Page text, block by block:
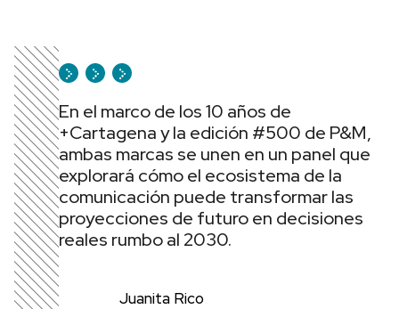
En el marco de los 10 años de
+Cartagena y la edición #500 de P&M,
ambas marcas se unen en un panel que
explorará cómo el ecosistema de la
comunicación puede transformar las
proyecciones de futuro en decisiones
reales rumbo al 2030.
Juanita Rico